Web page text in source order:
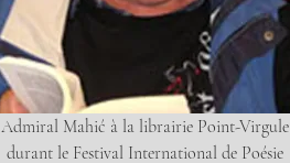
Admiral Mahić à la librairie Point-Virgule
durant le Festival International de Poésie